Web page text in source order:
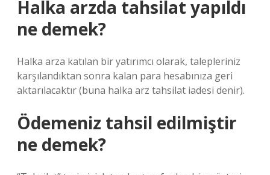
Halka arzda tahsilat yapıldı
ne demek?
Halka arza katılan bir yatırımcı olarak, talepleriniz
karşılandıktan sonra kalan para hesabınıza geri
aktarılacaktır (buna halka arz tahsilat iadesi denir).
Ödemeniz tahsil edilmiştir
ne demek?